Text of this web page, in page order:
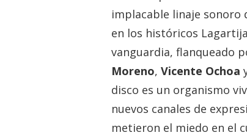
implacable linaje sonoro
en los históricos
vanguardia, flanqueado
Moreno, Vicente Ochoa
disco es un organismo
nuevos canales de
metieron el miedo en el